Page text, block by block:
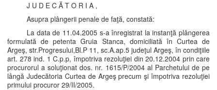
J U D E C Ă T O R I A ,
Asupra plângerii penale de faţă, constată:
La data de 11.04.2005 s-a înregistrat la instanţă plângerea
formulată de petenta Gruia Stanca, domiciliată în Curtea de
Argeş, str.Progresului,Bl.P 11, sc.A.ap.5 judeţul Argeş, în condiţiile
art. 278 ind. 1 C.p.p, împotriva rezoluţiei din 20.12.2004 prin care
procurorul a soluţionat dos. nr. 1615/P/2004 al Parchetului de pe
lângă Judecătoria Curtea de Argeş precum şi împotriva rezoluţiei
primului procuror 29/II/2005.